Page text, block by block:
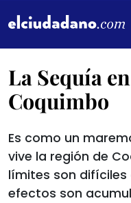
La Sequía
Coquimbo
Es como un
vive la región de
límites son
efectos son